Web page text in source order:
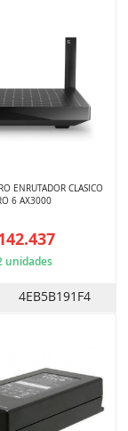
ENRUTADOR CLASICO
6 AX3000
unidades
4EB5B191F4